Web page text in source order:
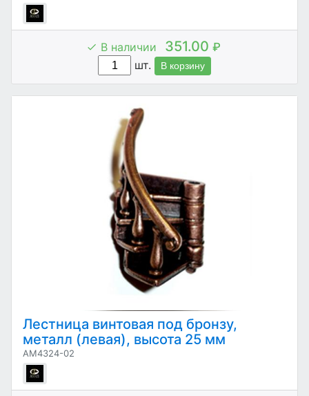
В наличии 351.00 ₽
шт.
В корзину
Лестница винтовая под бронзу,
металл (левая), высота 25 мм
AM4324-02